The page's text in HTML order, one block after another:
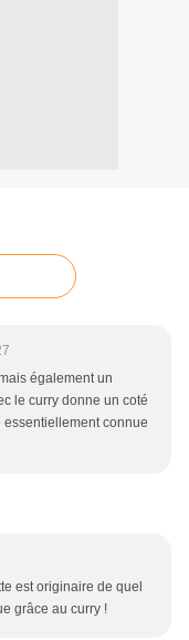
également un
le curry donne un coté
connue
est originaire de quel
grâce au curry !